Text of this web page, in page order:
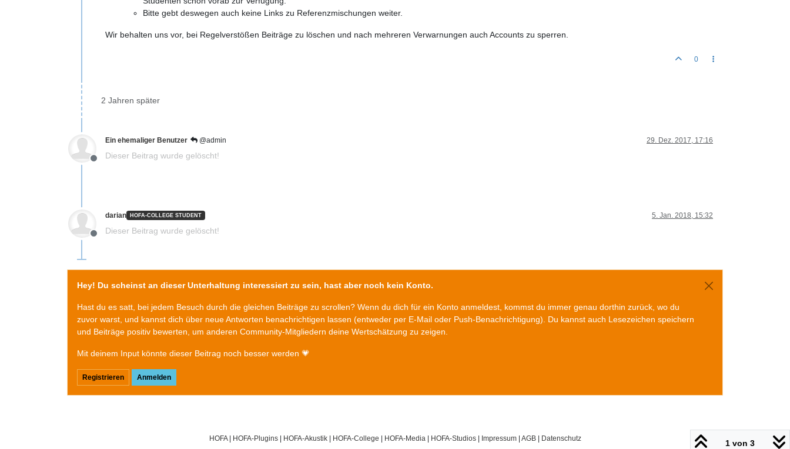
Bitte gebt deswegen auch keine Links zu Referenzmischungen weiter.
Wir behalten uns vor, bei Regelverstößen Beiträge zu löschen und nach mehreren Verwarnungen auch Accounts zu sperren.
0
2 Jahren später
Offline
Ein ehemaliger Benutzer @admin 29. Dez. 2017, 17:16
Dieser Beitrag wurde gelöscht!
Offline
darian HOFA-COLLEGE STUDENT 5. Jan. 2018, 15:32
Dieser Beitrag wurde gelöscht!
Hey! Du scheinst an dieser Unterhaltung interessiert zu sein, hast aber noch kein Konto.
Hast du es satt, bei jedem Besuch durch die gleichen Beiträge zu scrollen? Wenn du dich für ein Konto anmeldest, kommst du immer genau dorthin zurück, wo du
zuvor warst, und kannst dich über neue Antworten benachrichtigen lassen (entweder per E-Mail oder Push-Benachrichtigung). Du kannst auch Lesezeichen speichern
und Beiträge positiv bewerten, um anderen Community-Mitgliedern deine Wertschätzung zu zeigen.
Mit deinem Input könnte dieser Beitrag noch besser werden 💗
Registrieren Anmelden
1 von 3
HOFA| HOFA-Plugins| HOFA-Akustik| HOFA-College | HOFA-Media | HOFA-Studios| Impressum| AGB| Datenschutz